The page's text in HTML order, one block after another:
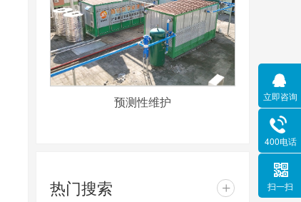
预测性维护
热门搜索 +
立即咨询
400电话
扫一扫